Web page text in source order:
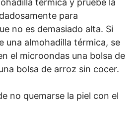
para
no es demasiado alta. Si
una almohadilla térmica, se
el microondas una bolsa de
bolsa de arroz sin cocer.
no quemarse la piel con el